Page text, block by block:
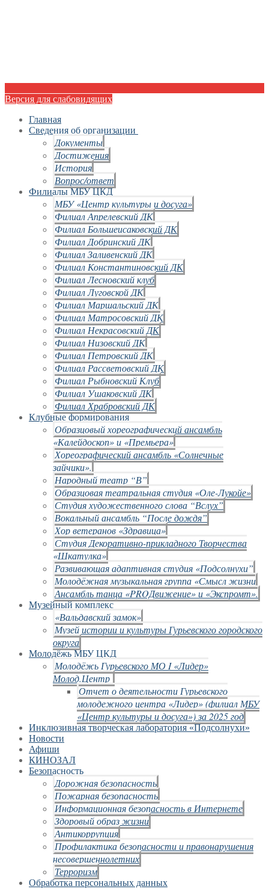
Версия для слабовидящих
Главная
Сведения об организации
Документы
Достижения
История
Вопрос/ответ
Филиалы МБУ ЦКД
МБУ «Центр культуры и досуга»
Филиал Апрелевский ДК
Филиал Большеисаковский ДК
Филиал Добринский ДК
Филиал Заливенский ДК
Филиал Константиновский ДК
Филиал Лесновский клуб
Филиал Луговской ДК
Филиал Маршальский ДК
Филиал Матросовский ДК
Филиал Некрасовский ДК
Филиал Низовский ДК
Филиал Петровский ДК
Филиал Рассветовский ДК
Филиал Рыбновский Клуб
Филиал Ушаковский ДК
Филиал Храбровский ДК
Клубные формирования
Образцовый хореографический ансамбль
«Калейдоскоп» и «Премьера»
Хореографический ансамбль «Солнечные
зайчики».
Народный театр “В”
Образцовая театральная студия «Оле-Лукойе»
Студия художественного слова “Вслух”
Вокальный ансамбль “После дождя”
Хор ветеранов «Здравица»
Студия Декоративно-прикладного Творчества
«Шкатулка»
Развивающая адаптивная студия «Подсолнухи”
Молодёжная музыкальная группа «Смысл жизни
Ансамбль танца «PROДвижение» и «Экспромт».
Музейный комплекс
«Вальдавский замок»
Музей истории и культуры Гурьевского городского
округа
Молодёжь МБУ ЦКД
Молодёжь Гурьевского МО I «Лидер»
Молод.Центр
Отчет о деятельности Гурьевского
молодежного центра «Лидер» (филиал МБУ
«Центр культуры и досуга») за 2025 год
Инклюзивная творческая лаборатория «Подсолнухи»
Новости
Афиши
КИНОЗАЛ
Безопасность
Дорожная безопасность
Пожарная безопасность
Информационная безопасность в Интернете
Здоровый образ жизни
Антикоррупция
Профилактика безопасности и правонарушения
несовершеннолетних
Терроризм
Обработка персональных данных